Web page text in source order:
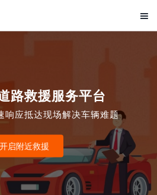

路救援服务平台
响应抵达现场解决车辆难题
开启附近救援